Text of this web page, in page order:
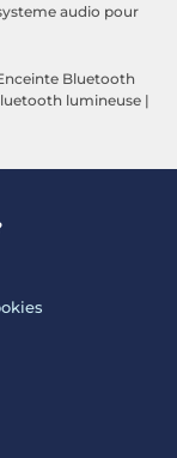
audio pour
Bluetooth
lumineuse |